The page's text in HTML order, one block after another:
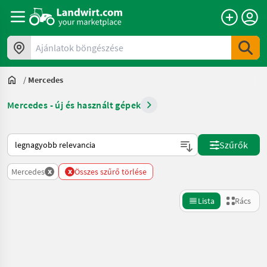
Ajánlatok böngészése
/ Mercedes
Mercedes - új és használt gépek
Így van sorba rendezve a Landwirt.com-on
Szűrők
Mercedes x x Összes szűrő törlése
Lista Rács